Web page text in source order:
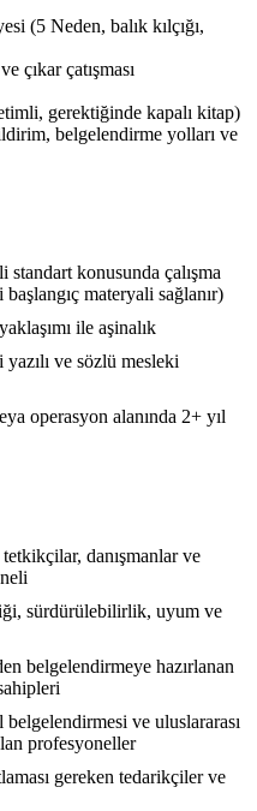
(5 Neden, balık kılçığı,
çıkar çatışması
gerektiğinde kapalı kitap)
belgelendirme yolları ve
konusunda çalışma
materyali sağlanır)
ile aşinalık
ve sözlü mesleki
operasyon alanında 2+ yıl
danışmanlar ve
sürdürülebilirlik, uyum ve
belgelendirmeye hazırlanan
ve uluslararası
profesyoneller
gereken tedarikçiler ve